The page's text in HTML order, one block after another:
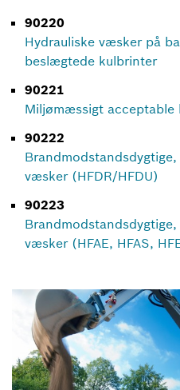
90220
Hydrauliske væsker på
beslægtede kulbrinter
90221
Miljømæssigt acceptable
90222
væsker (HFDR/HFDU)
90223
væsker (HFAE, HFAS,